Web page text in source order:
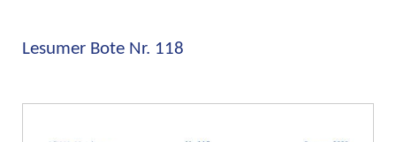
Lesumer Bote Nr. 118